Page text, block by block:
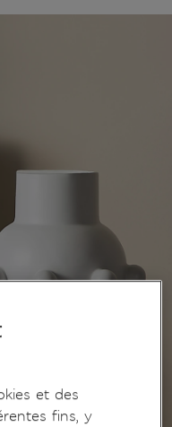
et des
fins, y